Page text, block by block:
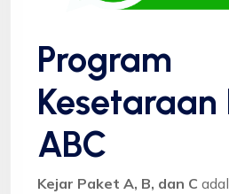
Program
Kesetaraan
ABC
Kejar Paket A, B, dan C